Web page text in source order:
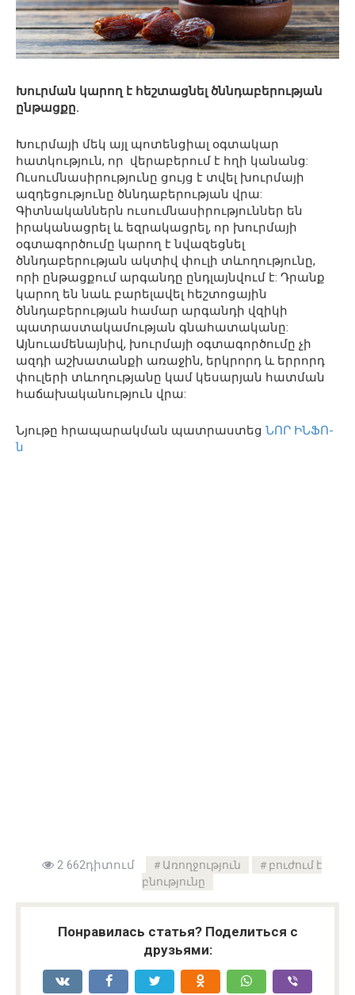
Խուրման կարող է հեշտացնել ծննդաբերության
ընթացքը.
Խուրմայի մեկ այլ պոտենցիալ օգտակար
հատկություն, որ վերաբերում է հղի կանանց:
Ուսումնասիրությունը ցույց է տվել խուրմայի
ազդեցությունը ծննդաբերության վրա:
Գիտնականներն ուսումնասիրություններ են
իրականացրել և եզրակացրել, որ խուրմայի
օգտագործումը կարող է նվազեցնել
ծննդաբերության ակտիվ փուլի տևողությունը,
որի ընթացքում արգանդը ընդլայնվում է: Դրանք
կարող են նաև բարելավել հեշտոցային
ծննդաբերության համար արգանդի վզիկի
պատրաստակամության գնահատականը:
Այնուամենայնիվ, խուրմայի օգտագործումը չի
ազդի աշխատանքի առաջին, երկրորդ և երրորդ
փուլերի տևողությանը կամ կեսարյան հատման
հաճախականություն վրա:
Նյութը հրապարակման պատրաստեց ՆՈՐ ԻՆՖՈ-
ն
2 662դիտում Առողջություն
բուժում է
բնությունը
Понравилась статья? Поделиться с
друзьями: